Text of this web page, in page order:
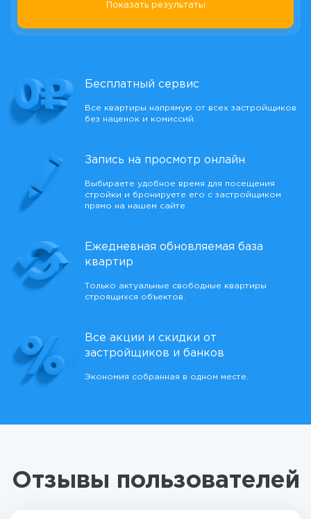
Показать результаты
Бесплатный сервис
Все квартиры напрямую от всех застройщиков
без наценок и комиссий.
Запись на просмотр онлайн
Выбираете удобное время для посещения
стройки и бронируете его с застройщиком
прямо на нашем сайте.
Ежедневная обновляемая база
квартир
Только актуальные свободные квартиры
строящихся объектов.
Все акции и скидки от
застройщиков и банков
Экономия собранная в одном месте.
Отзывы пользователей